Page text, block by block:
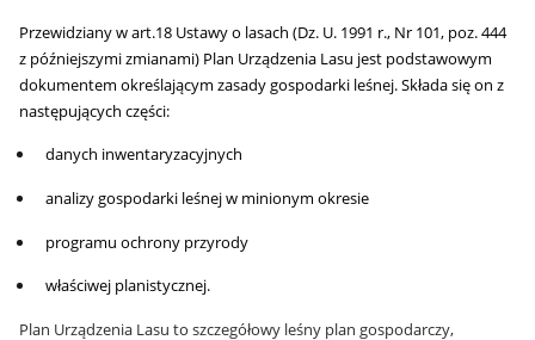
Przewidziany w art.18 Ustawy o lasach (Dz. U. 1991 r., Nr 101, poz. 444
z późniejszymi zmianami) Plan Urządzenia Lasu jest podstawowym
dokumentem określającym zasady gospodarki leśnej. Składa się on z
następujących części:
danych inwentaryzacyjnych
analizy gospodarki leśnej w minionym okresie
programu ochrony przyrody
właściwej planistycznej.
Plan Urządzenia Lasu to szczegółowy leśny plan gospodarczy,